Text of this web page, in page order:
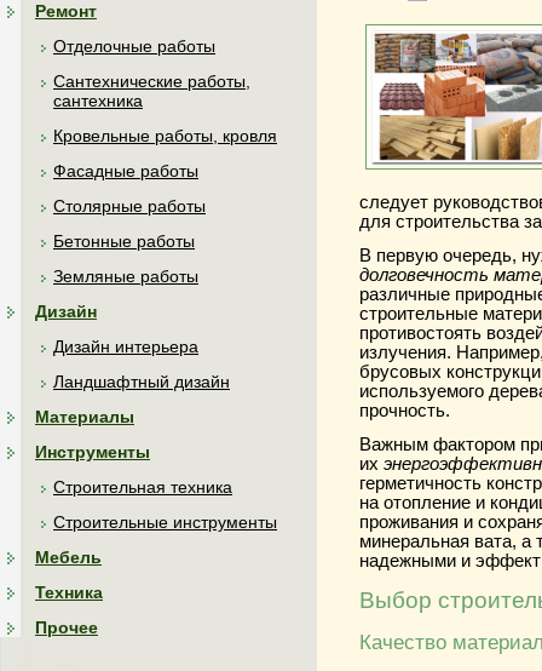
Ремонт
Отделочные работы
Сантехнические работы,
сантехника
Кровельные работы, кровля
Фасадные работы
Столярные работы
Бетонные работы
Земляные работы
Дизайн
Дизайн интерьера
Ландшафтный дизайн
Материалы
Инструменты
Строительная техника
Строительные инструменты
Мебель
Техника
Прочее
следует
для строительства
В первую очередь,
долговечность
различные
строительные
противостоять
излучения.
брусовых
используемого
прочность.
Важным фактором
их
герметичность
на отопление и
проживания и
минеральная ватa, а
надежными и
Выбор
Качество